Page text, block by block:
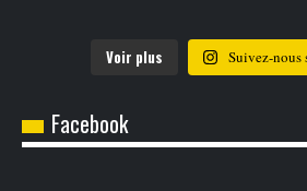
Voir plus Suivez-nous
Facebook